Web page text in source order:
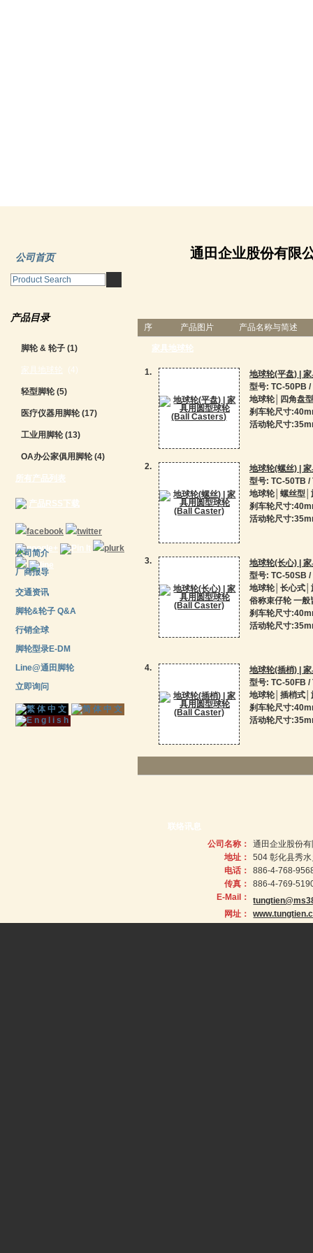
公司首页
产品目录
脚轮 & 轮子 (1)
家具地球轮 (4)
轻型脚轮(5)
医疗仪器用脚轮(17)
工业用脚轮(13)
OA办公家俱用脚轮(4)
所有产品列表
产品RSS下载
公司简介
厂商报导
交通资讯
脚轮&轮子 Q&A
行销全球
脚轮型录E-DM
Line@通田脚轮
立即询问
通田企业股份有限
序 产品图片 产品名称与简述
家具地球轮
1.
地球轮(平盘) |
型号: TC-50PB
地球轮│四角盘
刹车轮尺寸
活动轮尺寸
2.
地球轮(螺丝) |
型号: TC-50TB
地球轮│螺丝型│
刹车轮尺寸
活动轮尺寸
3.
地球轮(长心) |
型号: TC-50SB
地球轮│长心式│
俗称束仔轮 一
刹车轮尺寸
活动轮尺寸
4.
地球轮(插梢) |
型号: TC-50FB
地球轮│插梢式│
刹车轮尺寸
活动轮尺寸
联络讯息
公司名称：
通田企业股份
地址：
504 彰化县秀
电话：
886-4-768-
传真：
886-4-769-
E-Mail：
网址：